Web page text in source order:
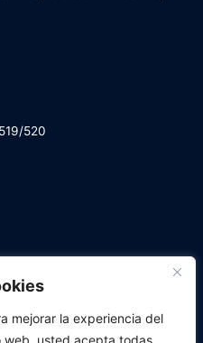
mejorar la experiencia del
web, usted acepta todas
520